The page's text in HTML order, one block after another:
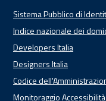
Sistema Pubblico di
Indice nazionale dei
Developers Italia
Designers Italia
Codice
Monitoraggio Accessibilità